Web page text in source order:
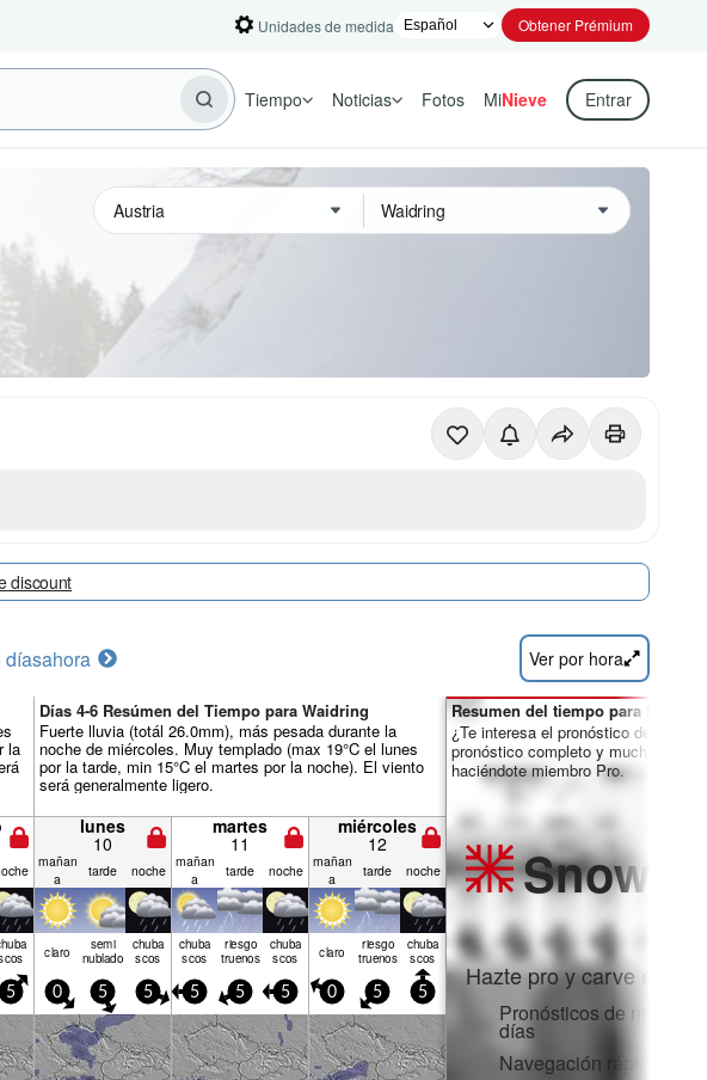
Unidades de medida Obtener Prémium
Tiempo Noticias Fotos MiNieve Entrar
discount
díasahora Ver por hora
la
Días 4-6 Resúmen del Tiempo para Waidring
Fuerte lluvia (totál 26.0mm), más pesada durante la
noche de miércoles. Muy templado (max 19°C el lunes
por la tarde, min 15°C el martes por la noche). El viento
será generalmente ligero.
lunes
10
martes
11
miércoles
12
mañan
a
tarde noche mañan
a
tarde noche mañan
a
tarde noche
claro semi
nublado
chuba
scos
chuba
scos
riesgo
truenos
chuba
scos claro riesgo
truenos
chuba
scos
5 0 5 5 5 5 5 0 5 5
Resumen del tiempo para los días
¿Te interesa el pronóstico de 16
pronóstico completo y muchas más
haciéndote miembro Pro.
Snow
Hazte pro y carve en:
Pronósticos de nieve
días
Navegación rápida sin